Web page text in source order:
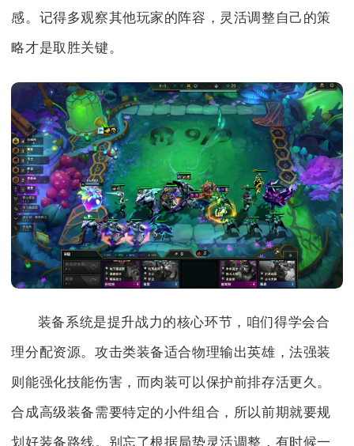
感。记得多观察其他玩家的阵容，灵活调整自己的策
略才是取胜关键。
装备系统是提升战力的核心环节，咱们得学会合
理分配资源。攻击类装备适合物理输出英雄，法强装
则能强化技能伤害，而肉装可以保护前排存活更久。
合成高级装备需要特定的小件组合，所以前期就要规
划好装备路线。别忘了根据局势灵活调整，有时候一